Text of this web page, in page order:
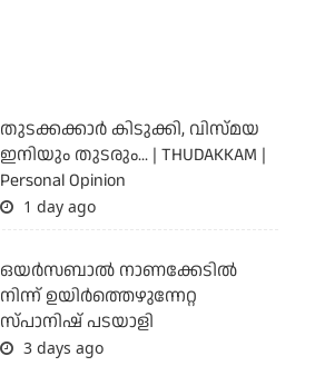
തുടക്കക്കാര്‍ കിടുക്കി, വിസ്മയ
ഇനിയും തുടരും... | THUDAKKAM |
Personal Opinion
1 day ago
ഒയര്‍സബാൽ നാണക്കേടിൽ
നിന്ന് ഉയിർത്തെഴുന്നേറ്റ
സ്പാനിഷ് പടയാളി
3 days ago